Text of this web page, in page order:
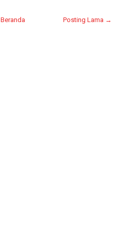
Posting Lama →
Beranda